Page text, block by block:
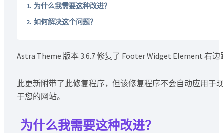
为什么我需要这种改进？
如何解决这个问题？
Astra Theme 版本 3.6.7 修复了 Footer Widget Element 右
此更新附带了此修复程序，但该修复程序不会自动应用于
于您的网站。
为什么我需要这种改进？